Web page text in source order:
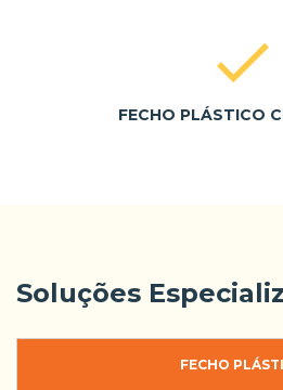
FECHO PLÁSTICO
Soluções
FECHO